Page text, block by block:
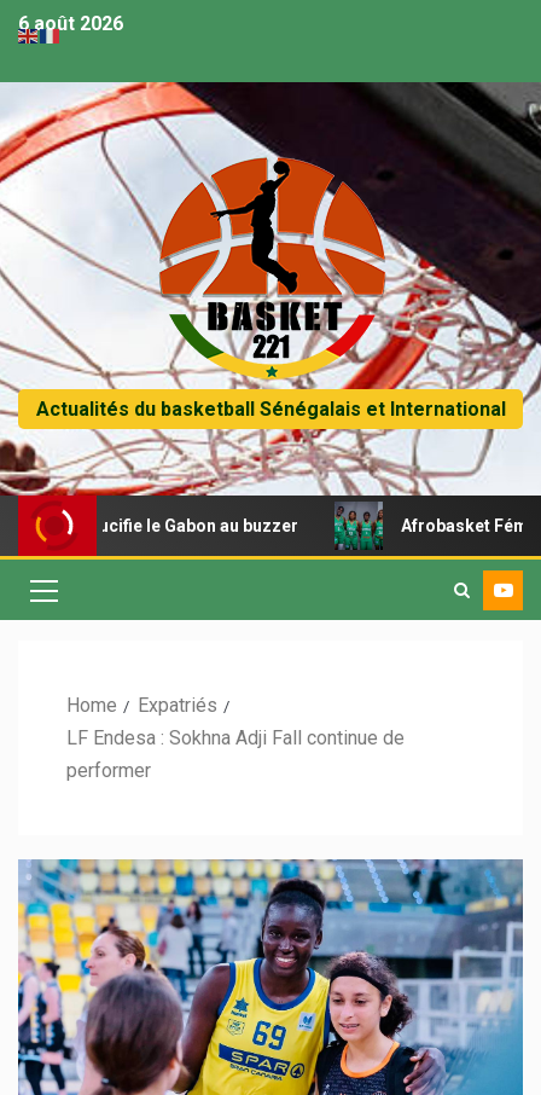
6 août 2026
Actualités du basketball Sénégalais et International
crucifie le Gabon au buzzer Afrobasket Féminin U18
Home
Expatriés
LF Endesa : Sokhna Adji Fall continue de
performer